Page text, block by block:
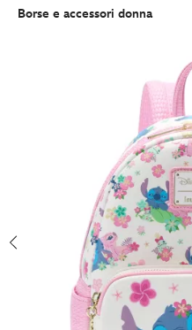
Borse e accessori donna